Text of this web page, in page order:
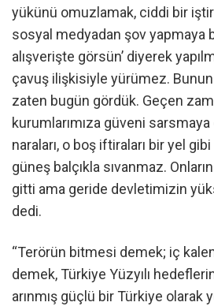
yükünü omuzlamak, ciddi bir
sosyal medyadan şov yapmaya
alışverişte görsün’ diyerek
çavuş ilişkisiyle yürümez. Bunun
zaten bugün gördük. Geçen
kurumlarımıza güveni sarsmaya
naraları, o boş iftiraları bir yel
güneş balçıkla sıvanmaz.
gitti ama geride devletimizin
dedi.
“Terörün bitmesi demek; iç
demek, Türkiye Yüzyılı
arınmış güçlü bir Türkiye olarak